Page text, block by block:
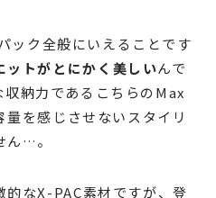
ック全般にいえることです
ットがとにかく美しいんで
収納力であるこちらのMax
を感じさせないスタイリ
ん…。
なX-PAC素材ですが、登